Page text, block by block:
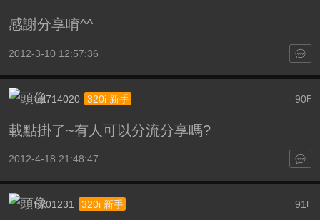
感謝分享唷^^
2012-3-10 12:57:36
90F
ed714020 320i 新手
載點掛了~有人可以分流分享嗎?
2012-4-18 21:48:47
91 F
h701231 320i 新手